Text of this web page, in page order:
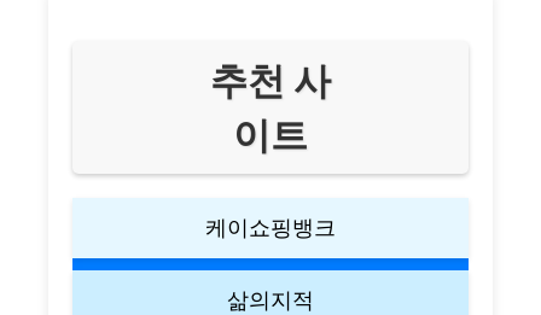
추천 사
이트
케이쇼핑뱅크
삶의지적